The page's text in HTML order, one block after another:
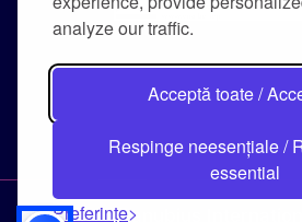
analyze our traffic.
Acceptă toate /
Respinge neesențiale /
essential
Preferințe
© 2026 Danubius